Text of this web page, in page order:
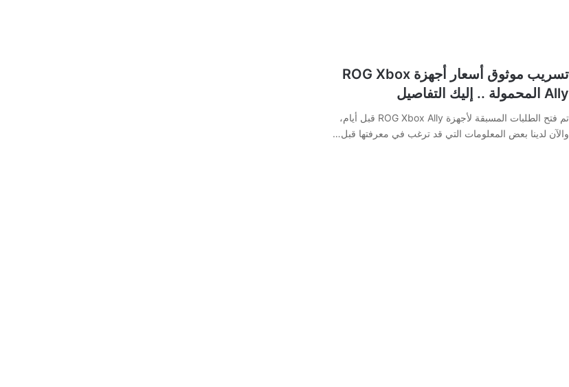
تسريب موثوق أسعار أجهزة ROG Xbox
Ally المحمولة .. إليك التفاصيل
تم فتح الطلبات المسبقة لأجهزة ROG Xbox Ally قبل أيام،
والآن لدينا بعض المعلومات التي قد ترغب في معرفتها قبل…